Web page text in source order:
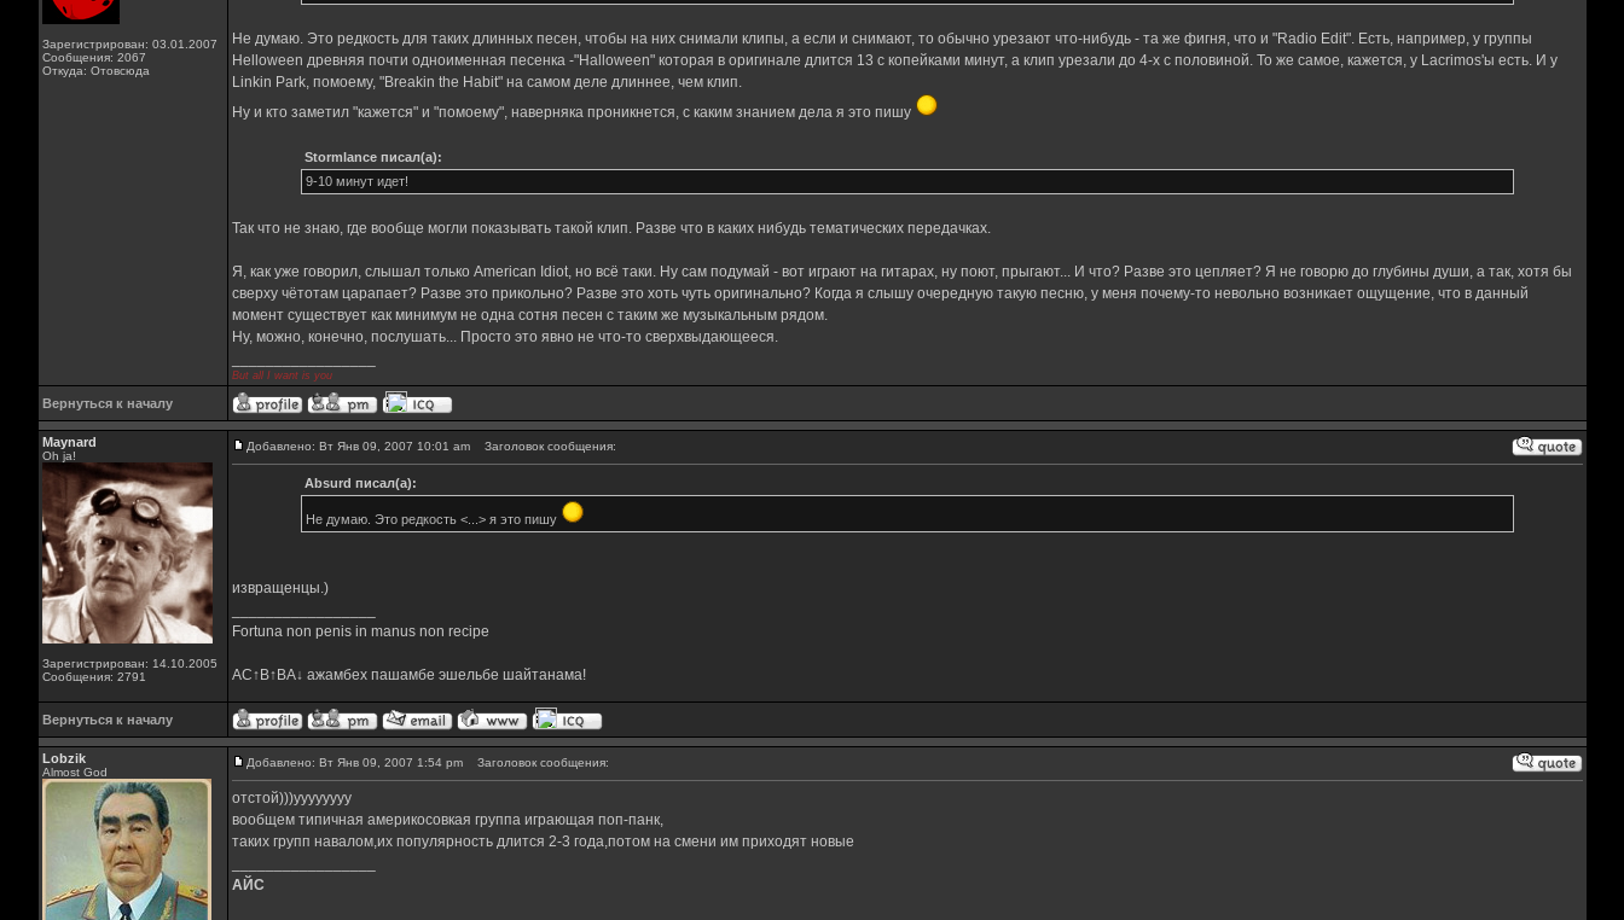
Зарегистрирован: 03.01.2007
Сообщения: 2067
Откуда: Отовсюда
Не думаю. Это редкость для таких длинных песен, чтобы на них снимали клипы, а если и снимают, то обычно урезают что-нибудь - та же фигня, что и "Radio Edit". Есть, например, у группы
Helloween древняя почти одноименная песенка -"Halloween" которая в оригинале длится 13 с копейками минут, а клип урезали до 4-х с половиной. То же самое, кажется, у Lacrimos'ы есть. И у
Linkin Park, помоему, "Breakin the Habit" на самом деле длиннее, чем клип.
Ну и кто заметил "кажется" и "помоему", наверняка проникнется, с каким знанием дела я это пишу
Stormlance писал(а):
9-10 минут идет!
Так что не знаю, где вообще могли показывать такой клип. Разве что в каких нибудь тематических передачках.
Я, как уже говорил, слышал только American Idiot, но всё таки. Ну сам подумай - вот играют на гитарах, ну поют, прыгают... И что? Разве это цепляет? Я не говорю до глубины души, а так, хотя бы
сверху чётотам царапает? Разве это прикольно? Разве это хоть чуть оригинально? Когда я слышу очередную такую песню, у меня почему-то невольно возникает ощущение, что в данный
момент существует как минимум не одна сотня песен с таким же музыкальным рядом.
Ну, можно, конечно, послушать... Просто это явно не что-то сверхвыдающееся.
But all I want is you
Вернуться к началу
Maynard
Oh ja!
Зарегистрирован: 14.10.2005
Сообщения: 2791
Добавлено: Вт Янв 09, 2007 10:01 am Заголовок сообщения:
Absurd писал(а):
Не думаю. Это редкость <...> я это пишу
извращенцы.)
Fortuna non penis in manus non recipe
AC↑B↑BA↓ ажамбех пашамбе эшельбе шайтанама!
Вернуться к началу
Lobzik
Almost God
Добавлено: Вт Янв 09, 2007 1:54 pm Заголовок сообщения:
отстой)))уууууууу
вообщем типичная америкосовкая группа играющая поп-панк,
таких групп навалом,их популярность длится 2-3 года,потом на смени им приходят новые
АЙС